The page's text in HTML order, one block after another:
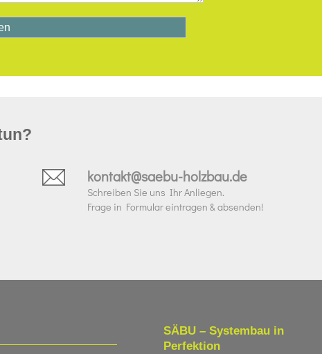
kontakt@saebu-holzbau.de
Schreiben Sie uns Ihr Anliegen.
Frage in Formular eintragen & absenden!
SÄBU – Systembau in
Perfektion